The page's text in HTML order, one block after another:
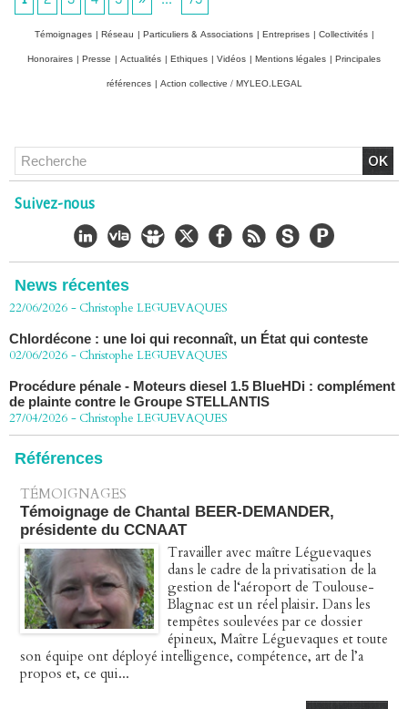
Témoignages | Réseau | Particuliers & Associations | Entreprises | Collectivités |
Honoraires | Presse | Actualités | Ethiques | Vidéos | Mentions légales | Principales
références | Action collective / MYLEO.LEGAL
Suivez-nous
News récentes
Chlordécone : un non-lieu confirmé, la bataille se déplace
vers la Cour de cassation
CHLORDÉCONE Déclaration de Me Christophe
LÈGUEVAQUES (CLE), avocat de parties civiles, après la
décision de confirmation du non-lieu
22/06/2026 -Christophe LEGUEVAQUES
02/06/2026 -Christophe LEGUEVAQUES
de plainte contre le Groupe STELLANTIS
27/04/2026 -Christophe LEGUEVAQUES
Péage autoroute : tout savoir (ou presque) sur l'action
collective ouverte le 2 avril
07/04/2026 -Christophe LEGUEVAQUES
Références
TÉMOIGNAGES
Témoignage de Chantal BEER-DEMANDER,
présidente du CCNAAT
Travailler avec maître Léguevaques
dans le cadre de la privatisation de la
gestion de l‘aéroport de Toulouse-
Blagnac est un réel plaisir. Dans les
tempêtes soulevées par ce dossier
épineux, Maître Léguevaques et toute
son équipe ont déployé intelligence, compétence, art de l’a
propos et, ce qui...